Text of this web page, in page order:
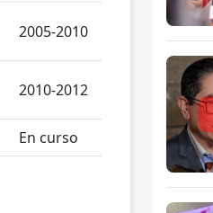
2005-2010
2010-2012
En curso